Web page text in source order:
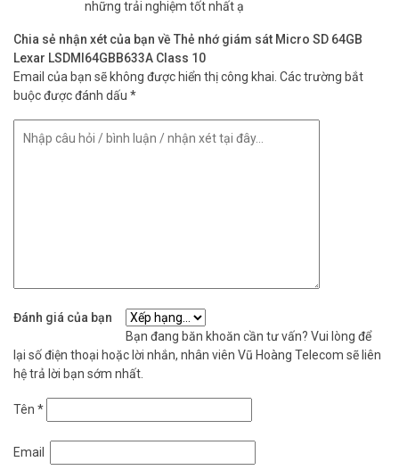
những trải nghiệm tốt nhất ạ
Chia sẻ nhận xét của bạn về Thẻ nhớ giám sát Micro SD 64GB
Lexar LSDMI64GBB633A Class 10
Email của bạn sẽ không được hiển thị công khai. Các trường bắt
buộc được đánh dấu *
Đánh giá của bạn
Bạn đang băn khoăn cần tư vấn? Vui lòng để
lại số điện thoại hoặc lời nhắn, nhân viên Vũ Hoàng Telecom sẽ liên
hệ trả lời bạn sớm nhất.
Tên *
Email